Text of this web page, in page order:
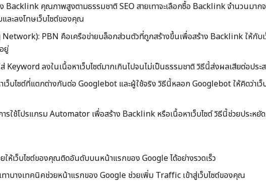
Backlink คุณภาพสูงตามธรรมชาติ SEO สายเทาจะเลือกซื้อ Backlink จำนวนมา
และลงโทษเว็บไซต์ของคุณ
PBN คือเครือข่ายบล็อกส่วนตัวที่ถูกสร้างขึ้นเพื่อสร้าง Backlink ให้กับเ
ยู่
ลงในเนื้อหาเว็บไซต์มากเกินไปจนไม่เป็นธรรมชาติ วิธีนี้ส่งผลเสียต่อประ
เว็บไซต์ที่แตกต่างกันต่อ Googlebot และผู้ใช้จริง วิธีนี้หลอก Googlebot ให้คิดว่า
รใช้โปรแกรม Automator เพื่อสร้าง Backlink หรือเนื้อหาเว็บไซต์ วิธีนี้ช่วยประหยั
ยให้เว็บไซต์ของคุณติดอันดับบนหน้าแรกของ Google ได้อย่างรวดเร็ว
ทาบางเทคนิคช่วยหน้าแรกของ Google ช่วยเพิ่ม Traffic เข้าสู่เว็บไซต์ของคุณ